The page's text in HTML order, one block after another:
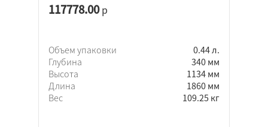
117778.00р
Объем упаковки
0.44 л.
Глубина
340 мм
Высота
1134 мм
Длина
1860 мм
Вес
109.25 кг